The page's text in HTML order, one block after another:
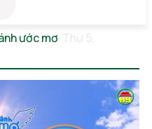
ước mơ Thứ 5,